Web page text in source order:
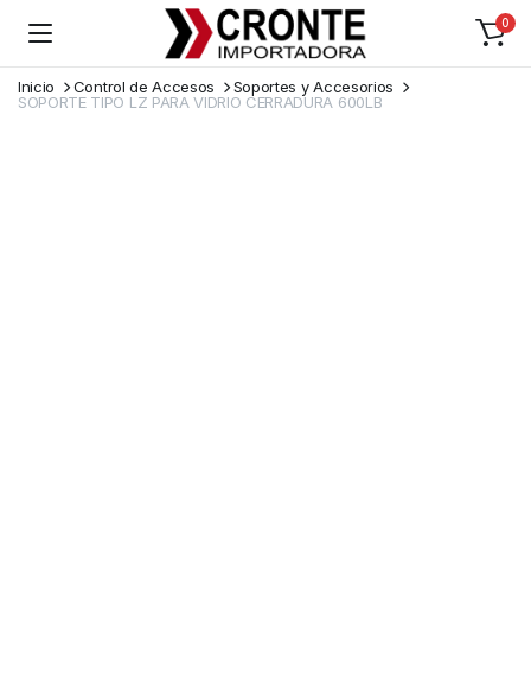
0
Inicio Control de Accesos
Soportes y Accesorios
SOPORTE TIPO LZ PARA VIDRIO CERRADURA 600LB